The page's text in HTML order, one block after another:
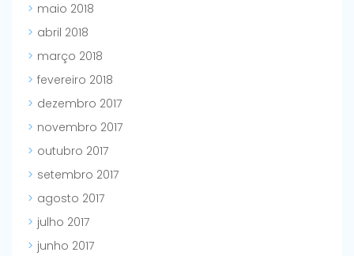
maio 2018
abril 2018
março 2018
fevereiro 2018
dezembro 2017
novembro 2017
outubro 2017
setembro 2017
agosto 2017
julho 2017
junho 2017